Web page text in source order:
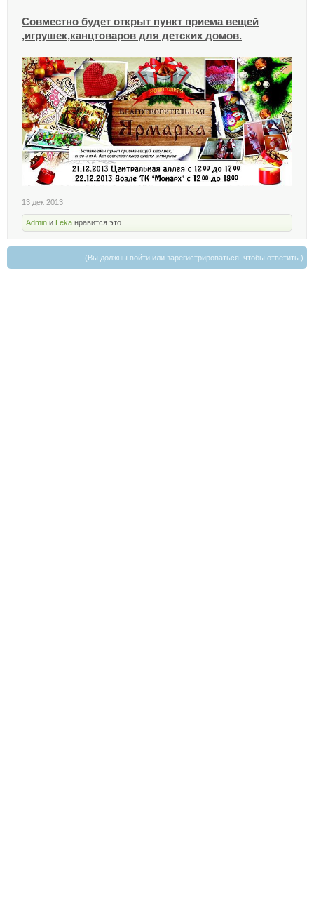
Совместно будет открыт пункт приема вещей
,игрушек,канцтоваров для детских домов.
13 дек 2013
Admin и Lёka нравится это.
(Вы должны войти или зарегистрироваться, чтобы ответить.)